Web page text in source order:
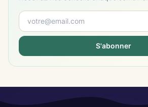
S'abonner